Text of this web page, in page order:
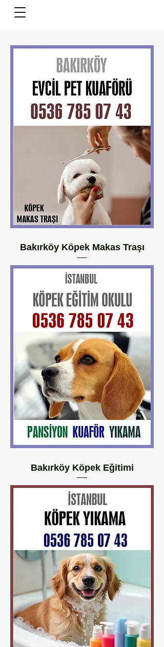
Bakırköy Köpek Makas Traşı
Bakırköy Köpek Eğitimi